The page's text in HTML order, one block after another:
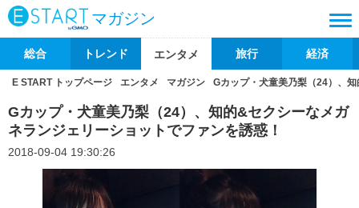
マガジン
総合 トレンド エンタメ 旅行 経済
E START トップページ エンタメ マガジン Gカップ・犬童美乃梨（24）、
Gカップ・犬童美乃梨（24）、知的&セクシーなメガ
ネランジェリーショットでファンを誘惑！
2018-09-04 19:30:26